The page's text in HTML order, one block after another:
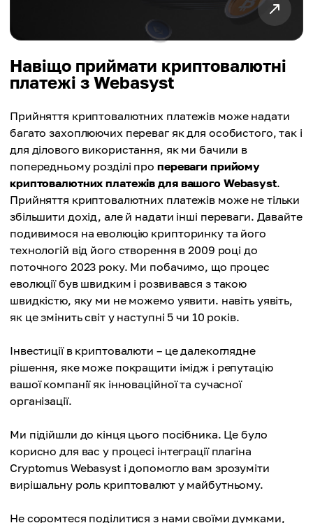
Навіщо приймати криптовалютні
платежі з Webasyst
Прийняття криптовалютних платежів може надати
багато захоплюючих переваг як для особистого, так і
для ділового використання, як ми бачили в
попередньому розділі пропереваги прийому
криптовалютних платежів для вашого Webasyst.
Прийняття криптовалютних платежів може не тільки
збільшити дохід, але й надати інші переваги. Давайте
подивимося на еволюцію крипторинку та його
технологій від його створення в 2009 році до
поточного 2023 року. Ми побачимо, що процес
еволюції був швидким і розвивався з такою
швидкістю, яку ми не можемо уявити. навіть уявіть,
як це змінить світ у наступні 5 чи 10 років.
Інвестиції в криптовалюти – це далекоглядне
рішення, яке може покращити імідж і репутацію
вашої компанії як інноваційної та сучасної
організації.
Ми підійшли до кінця цього посібника. Це було
корисно для вас у процесі інтеграції плагіна
Cryptomus Webasyst і допомогло вам зрозуміти
вирішальну роль криптовалют у майбутньому.
Не соромтеся поділитися з нами своїми думками,